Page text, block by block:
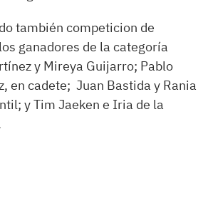
también competicion de
ganadores de la categoría
y Mireya Guijarro; Pablo
en cadete; Juan Bastida y Rania
y Tim Jaeken e Iria de la